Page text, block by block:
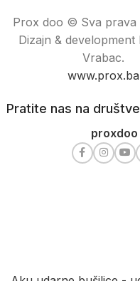
Prox doo © Sva prava
Dizajn &
Vrabac.
www.prox.ba
Pratite nas na
proxdoo